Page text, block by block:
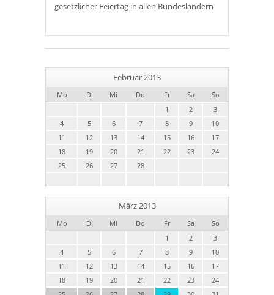
gesetzlicher Feiertag in allen Bundesländern
Februar 2013
Mo Di Mi Do Fr Sa
So
1
2
3
4
5 6 7 8 9
10
11
12 13 14 15 16
17
18
19 20 21 22 23
24
25
26 27 28
März 2013
Mo Di Mi Do Fr Sa
So
1
2
3
4
5 6 7 8 9
10
11
12 13 14 15 16
17
18
19 20 21 22 23
24